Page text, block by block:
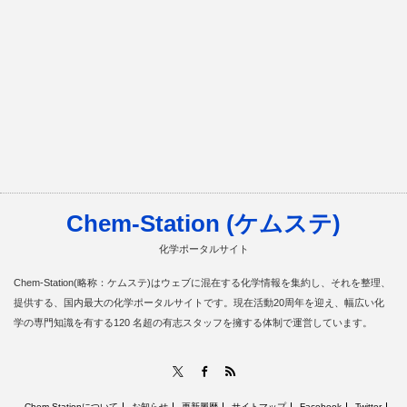
Chem-Station (ケムステ)
化学ポータルサイト
Chem-Station(略称：ケムステ)はウェブに混在する化学情報を集約し、それを整理、
提供する、国内最大の化学ポータルサイトです。現在活動20周年を迎え、幅広い化
学の専門知識を有する120 名超の有志スタッフを擁する体制で運営しています。
Facebook